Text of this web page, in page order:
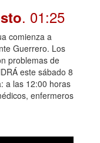
. 01:25
comienza a
Guerrero. Los
problemas de
este sábado 8
a las 12:00 horas
enfermeros